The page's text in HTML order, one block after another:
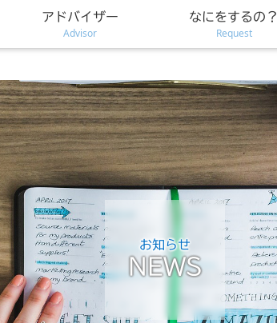
お知らせ
NEWS
アドバイザー
Advisor
なにをするの？
Request